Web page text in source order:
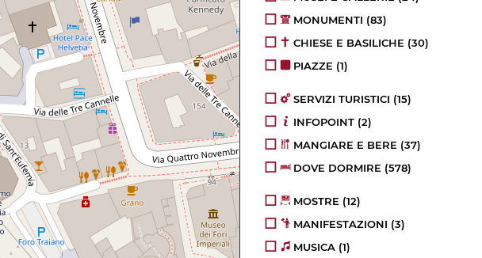
MONUMENTI (83)
CHIESE E BASILICHE (30)
PIAZZE (1)
SERVIZI TURISTICI (15)
INFOPOINT (2)
MANGIARE E BERE (37)
DOVE DORMIRE (578)
MOSTRE (12)
MANIFESTAZIONI (3)
MUSICA (1)